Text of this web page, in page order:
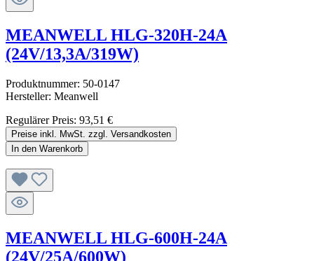
MEANWELL HLG-320H-24A
(24V/13,3A/319W)
Produktnummer: 50-0147
Hersteller: Meanwell
Regulärer Preis: 93,51 €
Preise inkl. MwSt. zzgl. Versandkosten
In den Warenkorb
MEANWELL HLG-600H-24A
(24V/25A/600W)